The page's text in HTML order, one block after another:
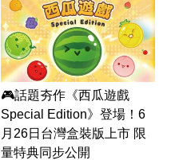
🎮話題夯作《西瓜遊戲
Special Edition》登場！6
月26日台灣盒裝版上市 限
量特典同步公開